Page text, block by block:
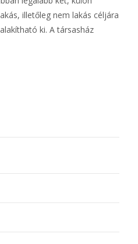
illetőleg nem lakás céljára
ki. A társasház